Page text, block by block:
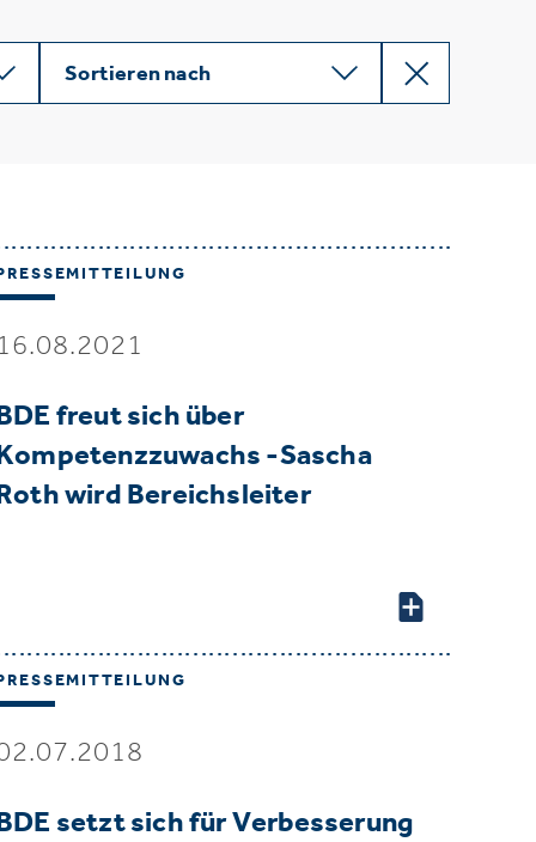
Sortieren nach
16.08.2021
freut sich über
-Sascha
wird Bereichsleiter
setzt sich für Verbesserung